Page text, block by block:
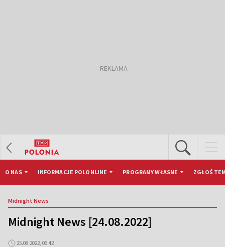
O NAS INFORMACJE POLONIJNE PROGRAMY WŁASNE ZGŁOŚ
Midnight News
Midnight News [24.08.2022]
25.08.2022, 06:42